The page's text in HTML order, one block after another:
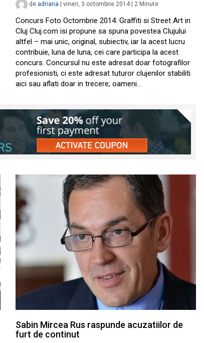
de adriana vineri, 3 octombrie 2014 2 Minute
Concurs Foto Octombrie 2014: Graffiti si Street Art in
Cluj Cluj.com isi propune sa spuna povestea Clujului
altfel – mai unic, original, subiectiv, iar la acest lucru
contribuie, luna de luna, cei care participa la acest
concurs. Concursul nu este adresat doar fotografilor
profesionisti, ci este adresat tuturor clujenilor stabiliti
aici sau aflati doar in trecere, oameni…
Sabin Mircea Rus raspunde acuzatiilor de
furt de continut